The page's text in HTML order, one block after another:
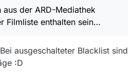
der ARD-Mediathek
Filmliste enthalten sein…
ausgeschalteter Blacklist sind
:D